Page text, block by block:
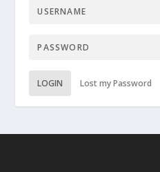
LOGIN Lost my Password